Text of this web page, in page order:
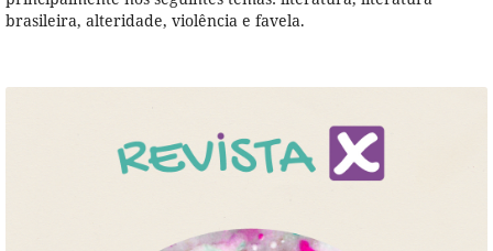
brasileira, alteridade, violência e favela.